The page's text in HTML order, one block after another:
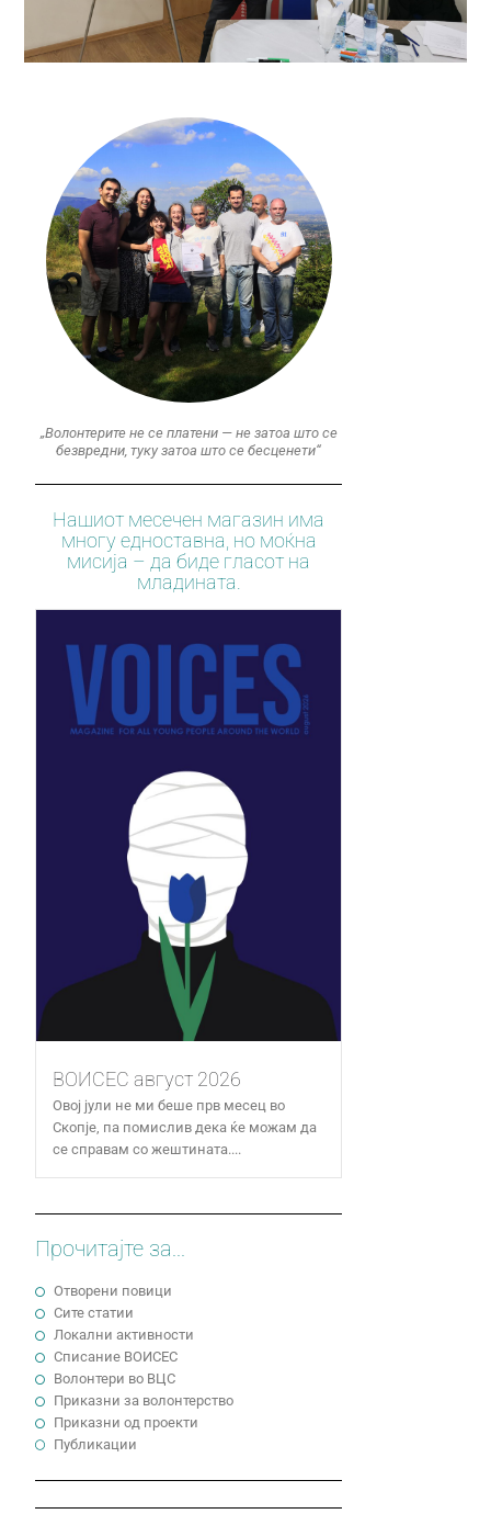
„Волонтерите не се платени — не затоа што се
безвредни, туку затоа што се бесценети“
Нашиот месечен магазин има
многу едноставна, но моќна
мисија – да биде гласот на
младината.
ВОИСЕС август 2026
Овој јули не ми беше прв месец во
Скопје, па помислив дека ќе можам да
се справам со жештината....
Прочитајте за...
Отворени повици
Сите статии
Локални активности
Cписание ВОИСЕС
Волонтери во ВЦС
Приказни за волонтерство
Приказни од проекти
Публикации